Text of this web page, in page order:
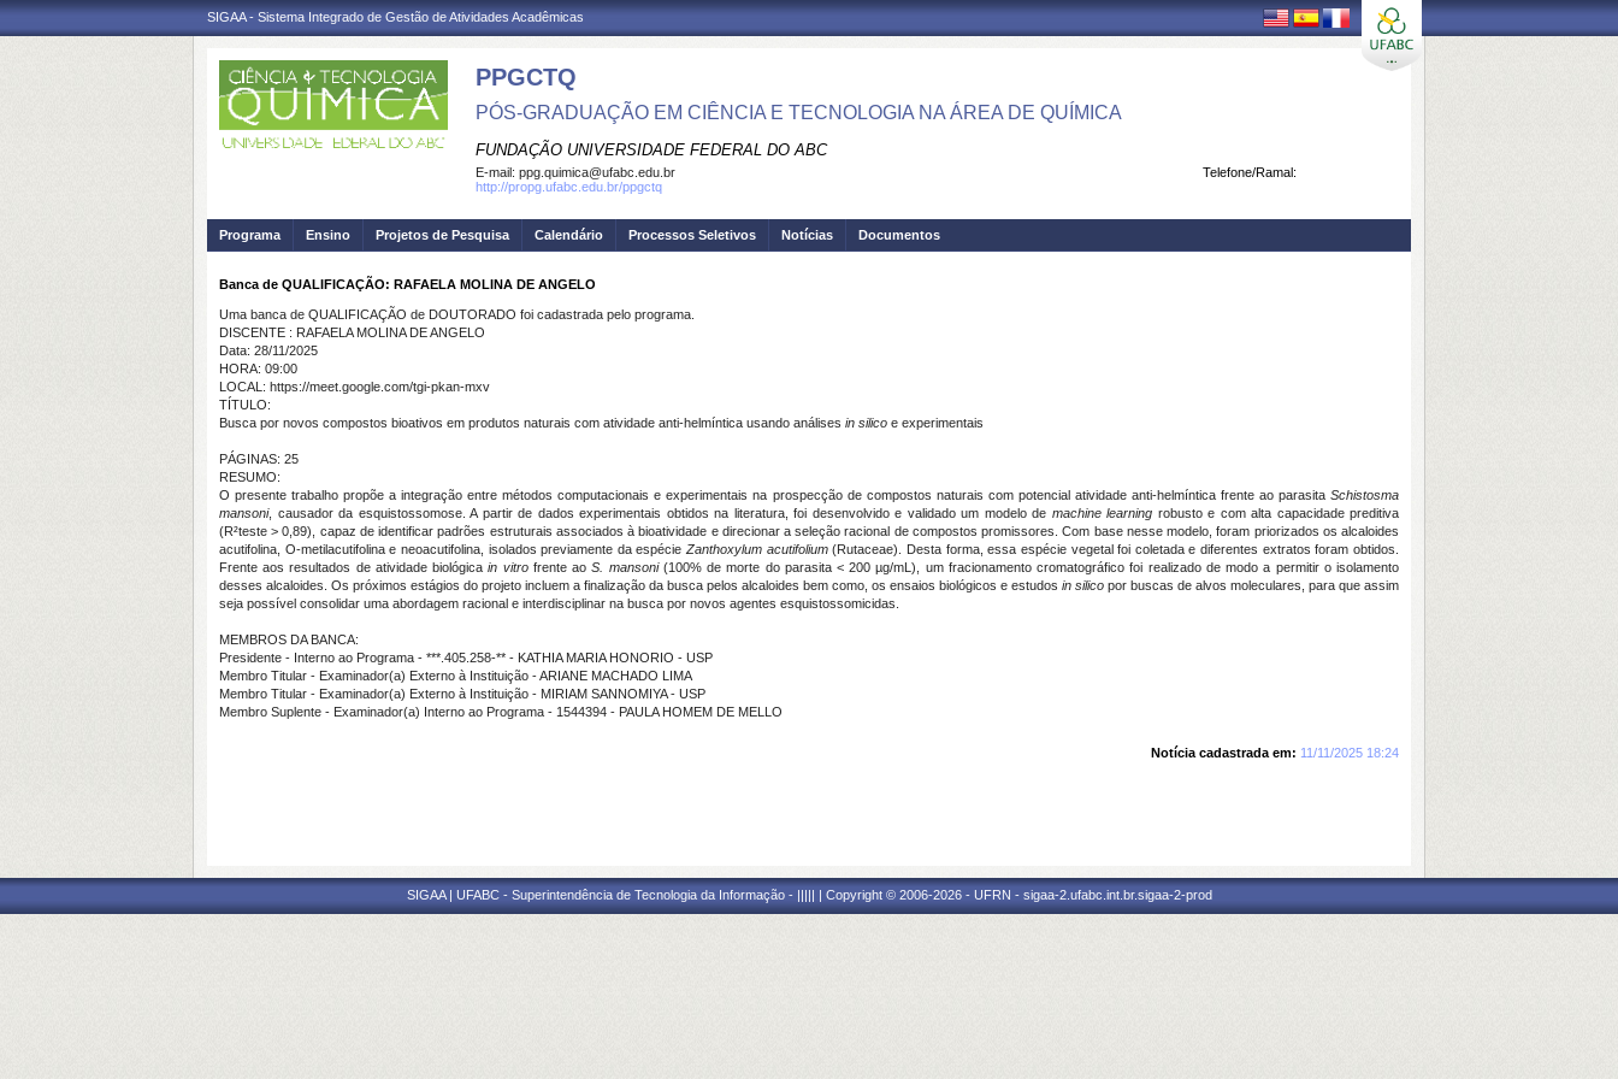
SIGAA - Sistema Integrado de Gestão de Atividades Acadêmicas
PPGCTQ
PÓS-GRADUAÇÃO EM CIÊNCIA E TECNOLOGIA NA ÁREA DE QUÍMICA
FUNDAÇÃO UNIVERSIDADE FEDERAL DO ABC
Telefone/Ramal:
E-mail: ppg.quimica@ufabc.edu.br
http://propg.ufabc.edu.br/ppgctq
Programa Ensino Projetos de Pesquisa Calendário Processos Seletivos Notícias Documentos
Banca de QUALIFICAÇÃO: RAFAELA MOLINA DE ANGELO
Uma banca de QUALIFICAÇÃO de DOUTORADO foi cadastrada pelo programa.
DISCENTE : RAFAELA MOLINA DE ANGELO
Data: 28/11/2025
HORA: 09:00
LOCAL: https://meet.google.com/tgi-pkan-mxv
TÍTULO:
Busca por novos compostos bioativos em produtos naturais com atividade anti-helmíntica usando análises in silico e experimentais
PÁGINAS: 25
RESUMO:
O presente trabalho propõe a integração entre métodos computacionais e experimentais na prospecção de compostos naturais com potencial atividade anti-helmíntica frente ao parasita Schistosma
mansoni, causador da esquistossomose. A partir de dados experimentais obtidos na literatura, foi desenvolvido e validado um modelo de machine learning robusto e com alta capacidade preditiva
(R²teste > 0,89), capaz de identificar padrões estruturais associados à bioatividade e direcionar a seleção racional de compostos promissores. Com base nesse modelo, foram priorizados os alcaloides
acutifolina, O-metilacutifolina e neoacutifolina, isolados previamente da espécieZanthoxylum acutifolium(Rutaceae). Desta forma, essa espécie vegetal foi coletada e diferentes extratos foram obtidos.
Frente aos resultados de atividade biológicain vitrofrente aoS. mansoni(100% de morte do parasita < 200 µg/mL), um fracionamento cromatográfico foi realizado de modo a permitir o isolamento
desses alcaloides. Os próximos estágios do projeto incluem a finalização da busca pelos alcaloides bem como, os ensaios biológicos e estudos in silico por buscas de alvos moleculares, para que assim
seja possível consolidar uma abordagem racional e interdisciplinar na busca por novos agentes esquistossomicidas.
MEMBROS DA BANCA:
Presidente - Interno ao Programa - ***.405.258-** - KATHIA MARIA HONORIO - USP
Membro Titular - Examinador(a) Externo à Instituição - ARIANE MACHADO LIMA
Membro Titular - Examinador(a) Externo à Instituição - MIRIAM SANNOMIYA - USP
Membro Suplente - Examinador(a) Interno ao Programa - 1544394 - PAULA HOMEM DE MELLO
Notícia cadastrada em: 11/11/2025 18:24
SIGAA | UFABC - Superintendência de Tecnologia da Informação - ||||| | Copyright © 2006-2026 - UFRN - sigaa-2.ufabc.int.br.sigaa-2-prod